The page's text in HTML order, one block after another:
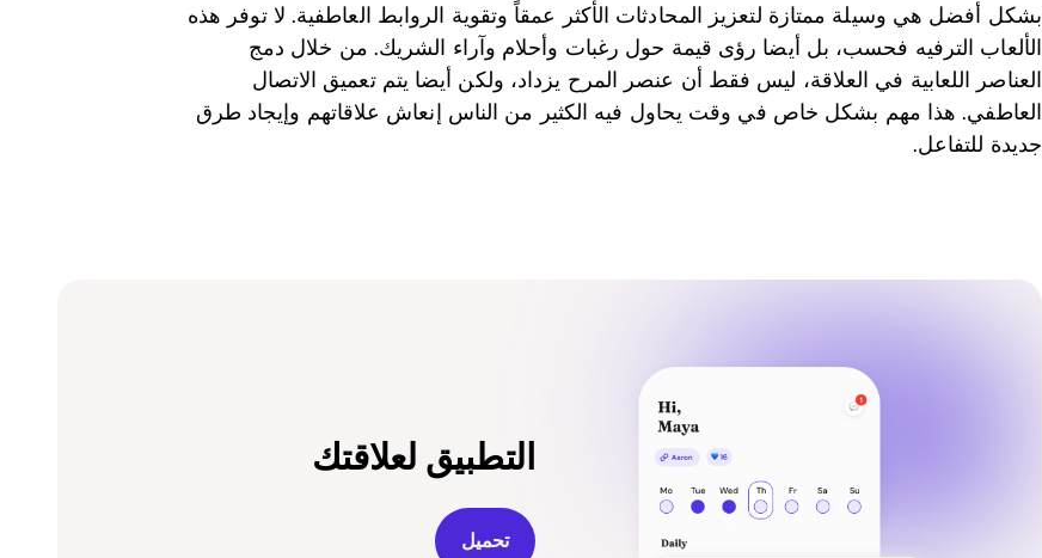
بشكل أفضل هي وسيلة ممتازة لتعزيز المحادثات الأكثر عمقاً وتقوية الروابط العاطفية. لا توفر هذه
الألعاب الترفيه فحسب، بل أيضا رؤى قيمة حول رغبات وأحلام وآراء الشريك. من خلال دمج
العناصر اللعابية في العلاقة، ليس فقط أن عنصر المرح يزداد، ولكن أيضا يتم تعميق الاتصال
العاطفي. هذا مهم بشكل خاص في وقت يحاول فيه الكثير من الناس إنعاش علاقاتهم وإيجاد طرق
جديدة للتفاعل.
التطبيق لعلاقتك
تحميل